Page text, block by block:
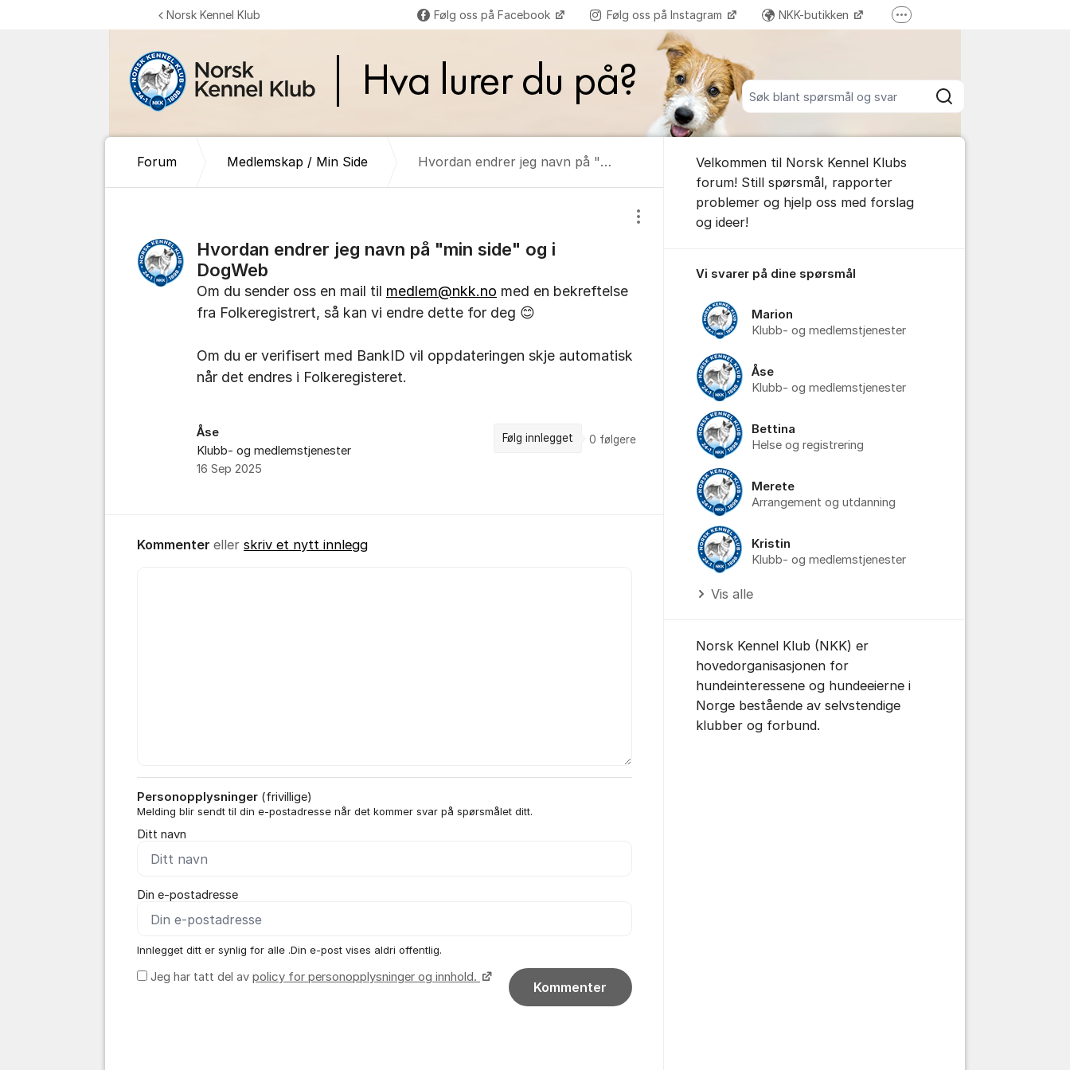
Søk blant alle innlegg
Søk
Norsk Kennel Klub Følg oss på Facebook Følg oss på Instagram NKK-butikken Flere supportlenker
Forum Medlemskap / Min Side Hvordan endrer jeg navn på "min side" og i DogWeb
Hvordan endrer jeg navn på "min side" og i
DogWeb
Vis/skjul innstillinger for innlegg/kommentarer
Om du sender oss en mail til medlem@nkk.no med en bekreftelse
fra Folkeregistrert, så kan vi endre dette for deg 😊
Om du er verifisert med BankID vil oppdateringen skje automatisk
når det endres i Folkeregisteret.
Åse
Klubb- og medlemstjenester
16 Sep 2025
Følg innlegget 0 følgere
Kommenter eller skriv et nytt innlegg
Personopplysninger (frivillige)
Melding blir sendt til din e-postadresse når det kommer svar på spørsmålet ditt.
Ditt navn
Din e-postadresse
Innlegget ditt er synlig for alle .Din e-post vises aldri offentlig.
Jeg har tatt del av policy for personopplysninger og innhold.
Kommenter
Velkommen til Norsk Kennel Klubs
forum! Still spørsmål, rapporter
problemer og hjelp oss med forslag
og ideer!
Vi svarer på dine spørsmål
Marion
Klubb- og medlemstjenester
Åse
Klubb- og medlemstjenester
Bettina
Helse og registrering
Merete
Arrangement og utdanning
Kristin
Klubb- og medlemstjenester
Vis alle
Norsk Kennel Klub (NKK) er
hovedorganisasjonen for
hundeinteressene og hundeeierne i
Norge bestående av selvstendige
klubber og forbund.